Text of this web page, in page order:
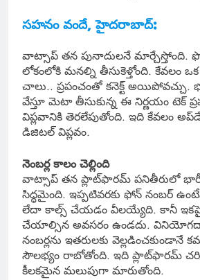
సహనం వందే, హైదరాబాద్:
వాట్సాప్ తన పునాదులనే మార్చేస్తోంది.
లోకంలోకి మనల్ని తీసుకెళ్తోంది. కేవలం
చాలు.. ప్రపంచంతో కనెక్ట్ అయిపోవచ్చు.
వేస్తూ మెటా తీసుకున్న ఈ నిర్ణయం టెక్
విప్లవానికి తెరలేపుతోంది. ఇది కేవలం
డిజిటల్ విప్లవం.
నెంబర్ల కాలం చెల్లింది
వాట్సాప్ తన ప్లాట్‌ఫారమ్ పనితీరులో భారీ
సిద్ధమైంది. ఇప్పటివరకు ఫోన్ నంబర్
లేదా కాల్స్ చేయడం వీలయ్యేది. కానీ ఇకపై
చేయాల్సిన అవసరం ఉండదు.
నంబర్లను ఇతరులకు వెల్లడించకుండానే
సౌలభ్యం రాబోతోంది. ఇది ప్లాట్‌ఫారమ్
కీలకమైన మలుపుగా మారుతోంది.